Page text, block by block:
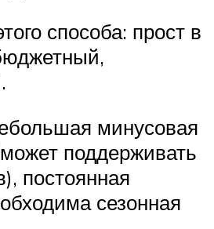
способа: прост в
минусовая
поддерживать
постоянная
сезонная